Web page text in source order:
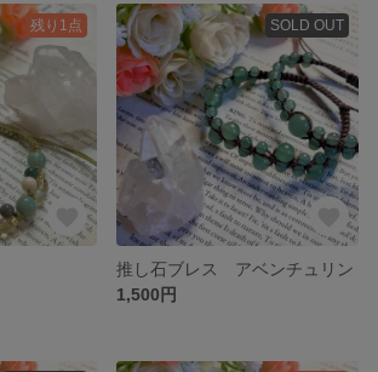
残り1点 SOLD OUT
推し石ブレス アベンチュリン
1,500円